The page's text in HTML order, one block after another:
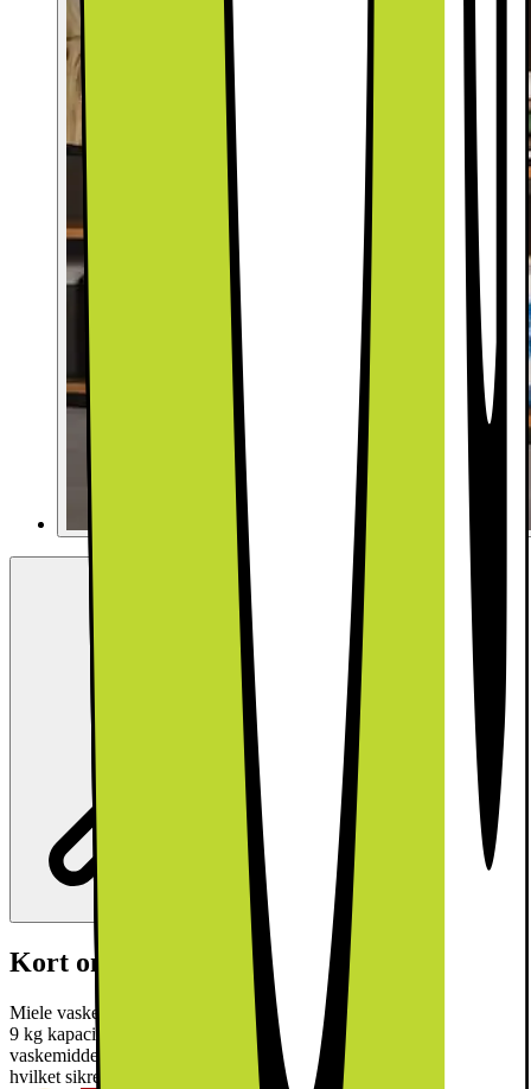
Kort om produktet
Miele vaskemaskine WEG895 WCS PWash&TDos&Steam tilbyder
9 kg kapacitet, 1400 omdrejninger, SteamCare, automatisk
vaskemiddeldosering, QuickPowerWash og Wi-Fi-forbindelse,
hvilket sikrer effektiv og højtydende tøjvask. Læs mere om produktet